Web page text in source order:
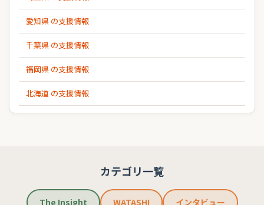
愛知県 の支援情報
千葉県 の支援情報
福岡県 の支援情報
北海道 の支援情報
カテゴリ一覧
The Insight WATASHI インタビュー